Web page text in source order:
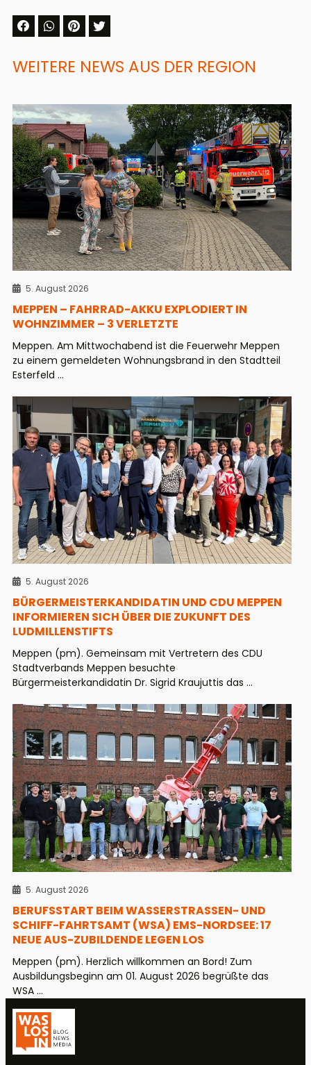
WEITERE NEWS AUS DER REGION
5. August 2026
MEPPEN – FAHRRAD-AKKU EXPLODIERT IN
WOHNZIMMER – 3 VERLETZTE
Meppen. Am Mittwochabend ist die Feuerwehr Meppen
zu einem gemeldeten Wohnungsbrand in den Stadtteil
Esterfeld ...
5. August 2026
BÜRGERMEISTERKANDIDATIN UND CDU MEPPEN
INFORMIEREN SICH ÜBER DIE ZUKUNFT DES
LUDMILLENSTIFTS
Meppen (pm). Gemeinsam mit Vertretern des CDU
Stadtverbands Meppen besuchte
Bürgermeisterkandidatin Dr. Sigrid Kraujuttis das ...
5. August 2026
BERUFSSTART BEIM WASSERSTRASSEN- UND S
CHIFF-FAHRTSAMT (WSA) EMS-NORDSEE: 17 N
EUE AUS-ZUBILDENDE LEGEN LOS
Meppen (pm). Herzlich willkommen an Bord! Zum
Ausbildungsbeginn am 01. August 2026 begrüßte das
WSA ...